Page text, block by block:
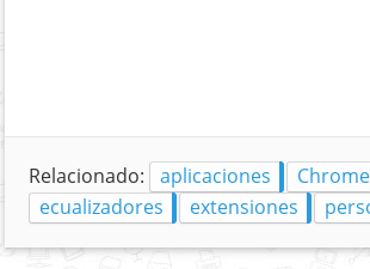
Relacionado: aplicaciones
Chrome
ecualizadores
extensiones